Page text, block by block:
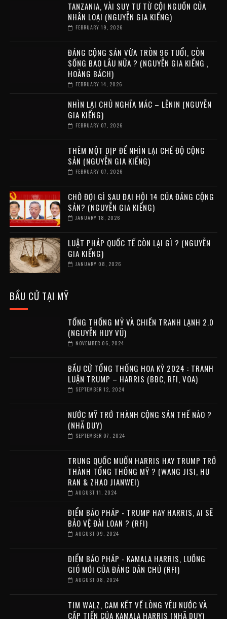
TANZANIA, VÀI SUY TƯ TỪ CỘI NGUỒN CỦA
NHÂN LOẠI (NGUYỄN GIA KIỂNG)
FEBRUARY 19, 2026
ĐẢNG CỘNG SẢN VỪA TRÒN 96 TUỔI, CÒN
SỐNG BAO LÂU NỮA ? (NGUYỄN GIA KIỂNG ,
HOÀNG BÁCH)
FEBRUARY 14, 2026
NHÌN LẠI CHỦ NGHĨA MÁC – LÊNIN (NGUYỄN
GIA KIỂNG)
FEBRUARY 07, 2026
THÊM MỘT DỊP ĐỂ NHÌN LẠI CHẾ ĐỘ CỘNG
SẢN (NGUYỄN GIA KIỂNG)
FEBRUARY 07, 2026
CHỜ ĐỢI GÌ SAU ĐẠI HỘI 14 CỦA ĐẢNG CỘNG
SẢN? (NGUYỄN GIA KIỂNG)
JANUARY 18, 2026
LUẬT PHÁP QUỐC TẾ CÒN LẠI GÌ ? (NGUYỄN
GIA KIỂNG)
JANUARY 08, 2026
BẦU CỬ TẠI MỸ
TỔNG THỐNG MỸ VÀ CHIẾN TRANH LẠNH 2.0
(NGUYỄN HUY VŨ)
NOVEMBER 06, 2024
BẦU CỬ TỔNG THỐNG HOA KỲ 2024 : TRANH
LUẬN TRUMP – HARRIS (BBC, RFI, VOA)
SEPTEMBER 12, 2024
NƯỚC MỸ TRỞ THÀNH CỘNG SẢN THẾ NÀO ?
(NHÃ DUY)
SEPTEMBER 07, 2024
TRUNG QUỐC MUỐN HARRIS HAY TRUMP TRỞ
THÀNH TỔNG THỐNG MỸ ? (WANG JISI, HU
RAN & ZHAO JIANWEI)
AUGUST 11, 2024
ĐIỂM BÁO PHÁP - TRUMP HAY HARRIS, AI SẼ
BẢO VỆ ĐÀI LOAN ? (RFI)
AUGUST 09, 2024
ĐIỂM BÁO PHÁP - KAMALA HARRIS, LUỒNG
GIÓ MỚI CỦA ĐẢNG DÂN CHỦ (RFI)
AUGUST 08, 2024
TIM WALZ, CAM KẾT VỀ LÒNG YÊU NƯỚC VÀ
CẤP TIẾN CỦA KAMALA HARRIS (NHÃ DUY)